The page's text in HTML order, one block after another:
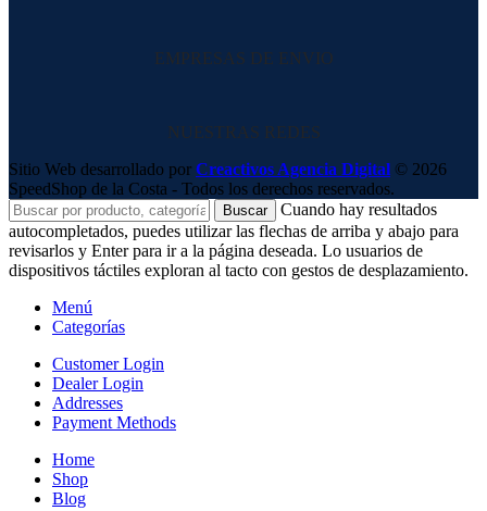
EMPRESAS DE ENVIO
NUESTRAS REDES
Sitio Web desarrollado por Creactivos Agencia Digital © 2026
SpeedShop de la Costa - Todos los derechos reservados.
Buscar
Cuando hay resultados
autocompletados, puedes utilizar las flechas de arriba y abajo para
revisarlos y Enter para ir a la página deseada. Lo usuarios de
dispositivos táctiles exploran al tacto con gestos de desplazamiento.
Menú
Categorías
Customer Login
Dealer Login
Addresses
Payment Methods
Home
Shop
Blog